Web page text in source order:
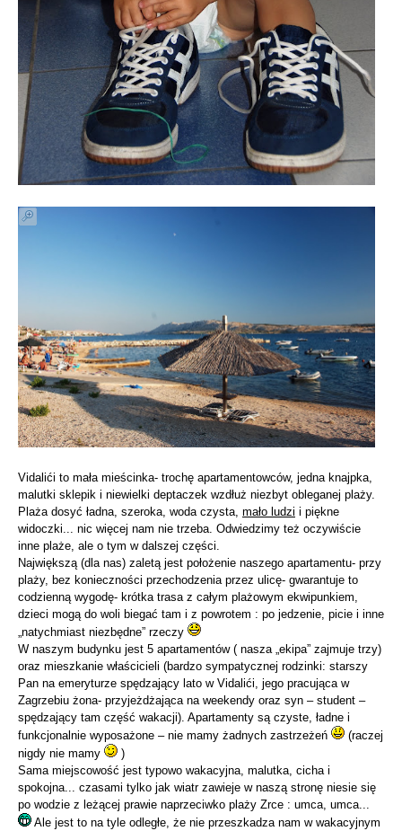
Vidalići to mała mieścinka- trochę apartamentowców, jedna knajpka,
malutki sklepik i niewielki deptaczek wzdłuż niezbyt obleganej plaży.
Plaża dosyć ładna, szeroka, woda czysta, mało ludzi i piękne
widoczki... nic więcej nam nie trzeba. Odwiedzimy też oczywiście
inne plaże, ale o tym w dalszej części.
Największą (dla nas) zaletą jest położenie naszego apartamentu- przy
plaży, bez konieczności przechodzenia przez ulicę- gwarantuje to
codzienną wygodę- krótka trasa z całym plażowym ekwipunkiem,
dzieci mogą do woli biegać tam i z powrotem : po jedzenie, picie i inne
„natychmiast niezbędne” rzeczy
W naszym budynku jest 5 apartamentów ( nasza „ekipa” zajmuje trzy)
oraz mieszkanie właścicieli (bardzo sympatycznej rodzinki: starszy
Pan na emeryturze spędzający lato w Vidalići, jego pracująca w
Zagrzebiu żona- przyjeżdżająca na weekendy oraz syn – student –
spędzający tam część wakacji). Apartamenty są czyste, ładne i
funkcjonalnie wyposażone – nie mamy żadnych zastrzeżeń
(raczej
nigdy nie mamy
)
Sama miejscowość jest typowo wakacyjna, malutka, cicha i
spokojna... czasami tylko jak wiatr zawieje w naszą stronę niesie się
po wodzie z leżącej prawie naprzeciwko plaży Zrce : umca, umca...
Ale jest to na tyle odległe, że nie przeszkadza nam w wakacyjnym